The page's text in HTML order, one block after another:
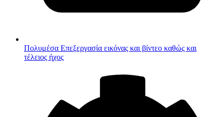
Πολυμέσα Επεξεργασία εικόνας και βίντεο καθώς και
τέλειος ήχος